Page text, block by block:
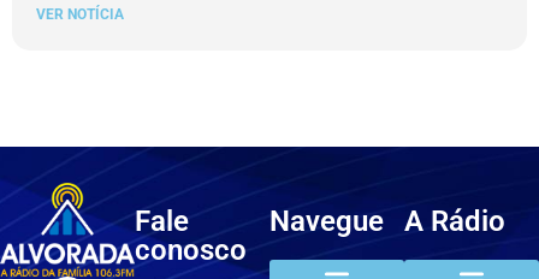
VER NOTÍCIA
Fale
conosco
Navegue A Rádio